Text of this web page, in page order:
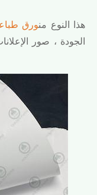
هذا النوع منورق
الجودة ، صور